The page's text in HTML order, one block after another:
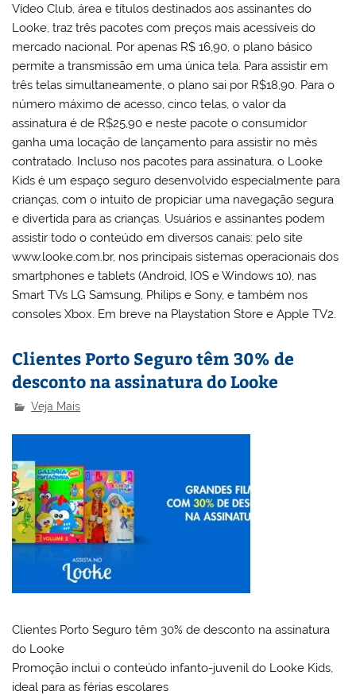
Vídeo Club, área e títulos destinados aos assinantes do
Looke, traz três pacotes com preços mais acessíveis do
mercado nacional. Por apenas R$ 16,90, o plano básico
permite a transmissão em uma única tela. Para assistir em
três telas simultaneamente, o plano sai por R$18,90. Para o
número máximo de acesso, cinco telas, o valor da
assinatura é de R$25,90 e neste pacote o consumidor
ganha uma locação de lançamento para assistir no mês
contratado. Incluso nos pacotes para assinatura, o Looke
Kids é um espaço seguro desenvolvido especialmente para
crianças, com o intuito de propiciar uma navegação segura
e divertida para as crianças. Usuários e assinantes podem
assistir todo o conteúdo em diversos canais: pelo site
www.looke.com.br, nos principais sistemas operacionais dos
smartphones e tablets (Android, IOS e Windows 10), nas
Smart TVs LG Samsung, Philips e Sony, e também nos
consoles Xbox. Em breve na Playstation Store e Apple TV2.
Clientes Porto Seguro têm 30% de
desconto na assinatura do Looke
Veja Mais
Clientes Porto Seguro têm 30% de desconto na assinatura
do Looke
Promoção inclui o conteúdo infanto-juvenil do Looke Kids,
ideal para as férias escolares